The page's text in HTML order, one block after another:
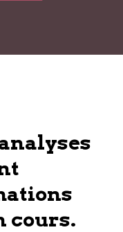
cours.